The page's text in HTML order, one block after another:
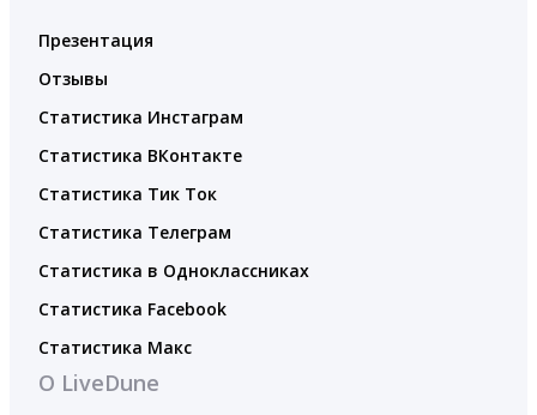
Презентация
Отзывы
Статистика Инстаграм
Статистика ВКонтакте
Статистика Тик Ток
Статистика Телеграм
Статистика в Одноклассниках
Статистика Facebook
Статистика Макс
О LiveDune